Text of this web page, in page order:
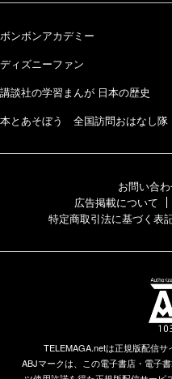
ボンボンアカデミー
ディズニーファン
講談社の学習まんが 日本の歴史
本とあそぼう 全国訪問おはなし隊
お問い合
広告掲載について
特定商取引法に基づく表
TELEMAGA.netは正規版配信サ
ABJマークは、この電子書店・電子